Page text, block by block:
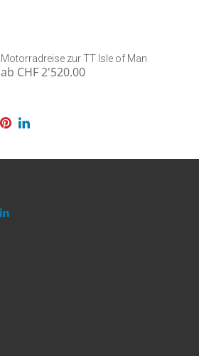
Motorradreise zur TT Isle of Man
ab CHF 2'520.00